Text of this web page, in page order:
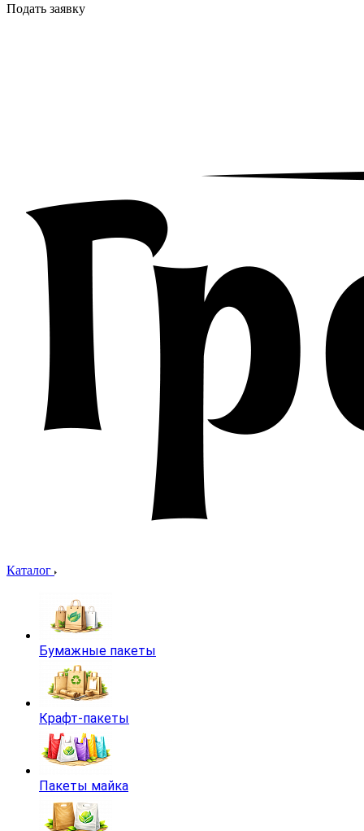
Подать заявку
Каталог
Бумажные пакеты
Крафт-пакеты
Пакеты майка